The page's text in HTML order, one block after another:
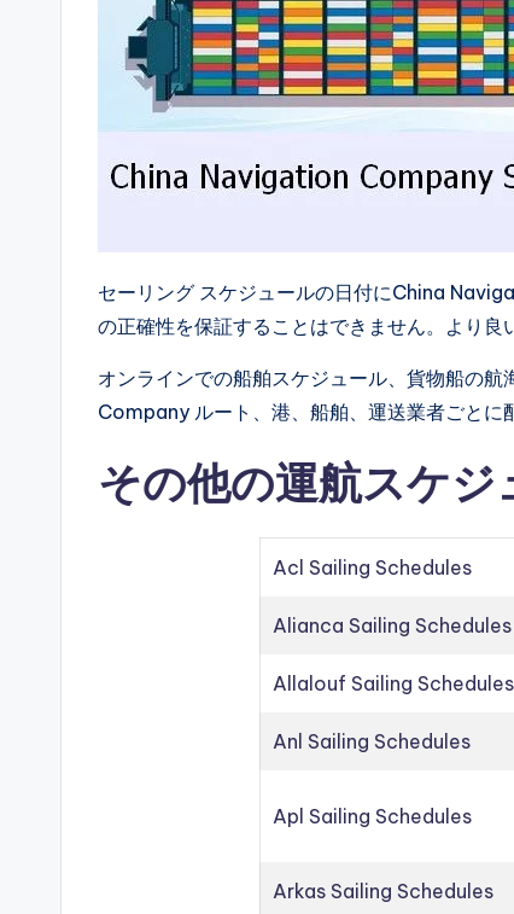
セーリング スケジュールの日付にChina
の正確性を保証することはできません。より良
オンラインでの船舶スケジュール、貨物船の
Company ルート、港、船舶、運送業者ごとに
その他の運航スケジ
Acl Sailing Schedules
Alianca Sailing Schedules
Allalouf Sailing Schedules
Anl Sailing Schedules
Apl Sailing Schedules
Arkas Sailing Schedules